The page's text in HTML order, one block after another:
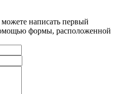
написать первый
формы, расположенной